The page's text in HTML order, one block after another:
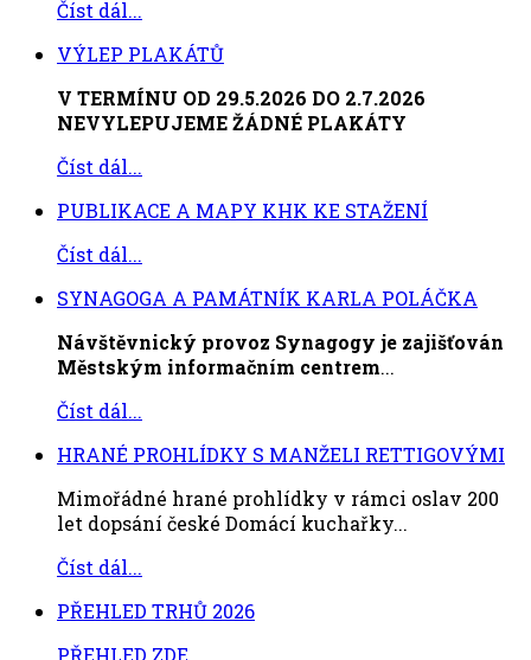
Číst dál...
VÝLEP PLAKÁTŮ
V TERMÍNU OD 29.5.2026 DO 2.7.2026
NEVYLEPUJEME ŽÁDNÉ PLAKÁTY
Číst dál...
PUBLIKACE A MAPY KHK KE STAŽENÍ
Číst dál...
SYNAGOGA A PAMÁTNÍK KARLA POLÁČKA
Návštěvnický provoz Synagogy je zajišťován
Městským informačním centrem...
Číst dál...
HRANÉ PROHLÍDKY S MANŽELI RETTIGOVÝMI
Mimořádné hrané prohlídky v rámci oslav 200
let dopsání české Domácí kuchařky...
Číst dál...
PŘEHLED TRHŮ 2026
PŘEHLED ZDE